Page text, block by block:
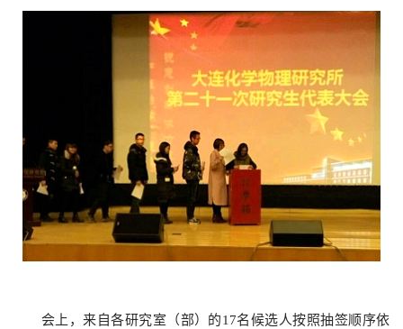
会上，来自各研究室（部）的17名候选人按照抽签顺序依